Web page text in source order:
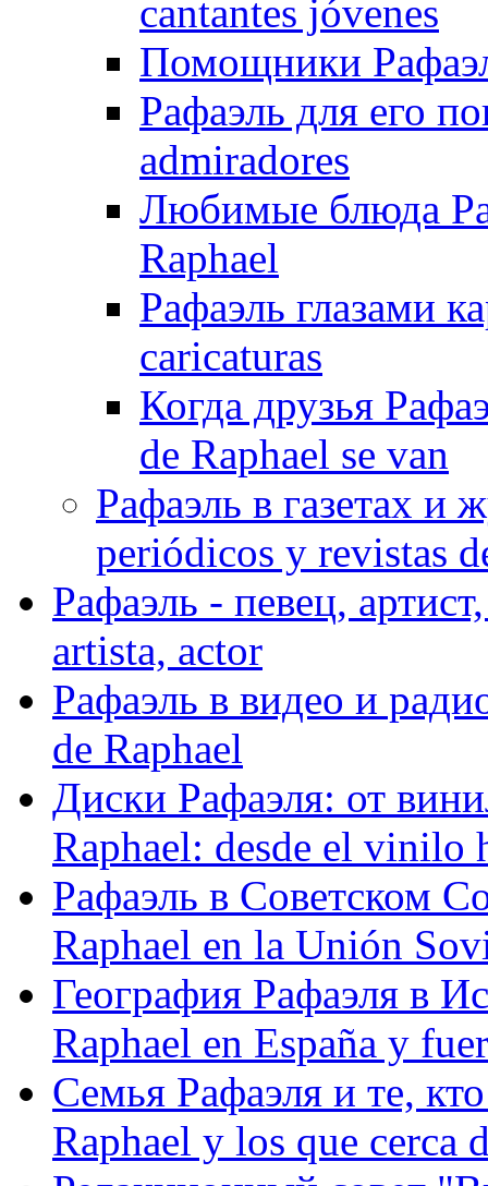
cantantes jóvenes
Помощники
Рафаэль для его
admiradores
Любимые блюда
Raphael
Рафаэль глазами
caricaturas
Когда друзья
de Raphael se van
Рафаэль в газетах и
periódicos y revistas
Рафаэль - певец,
artista, actor
Рафаэль в видео и
de Raphael
Диски Рафаэля: от
Raphael: desde el vinilo
Рафаэль в Советском
Raphael en la Unión
География Рафаэля в
Raphael en España y
Семья Рафаэля и те,
Raphael y los que cerca